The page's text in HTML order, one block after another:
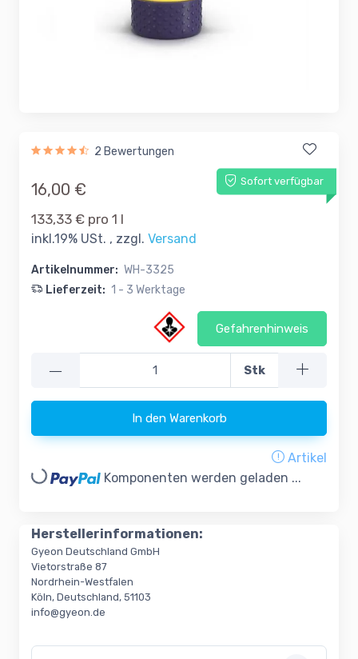
2 Bewertungen
Sofort verfügbar
16,00 €
133,33 € pro 1 l
inkl.19% USt. , zzgl. Versand
Artikelnummer: WH-3325
Lieferzeit: 1 - 3 Werktage
Gefahrenhinweis
— Stk
In den Warenkorb
Artikel
Loading... Komponenten werden geladen ...
Herstellerinformationen:
Gyeon Deutschland GmbH
Vietorstraße 87
Nordrhein-Westfalen
Köln, Deutschland, 51103
info@gyeon.de